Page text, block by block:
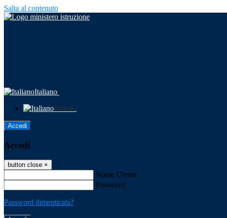
Salta al contenuto
Italiano
Italiano
Accedi
Accedi
button close ×
Nome Utente
Password
Password dimenticata?